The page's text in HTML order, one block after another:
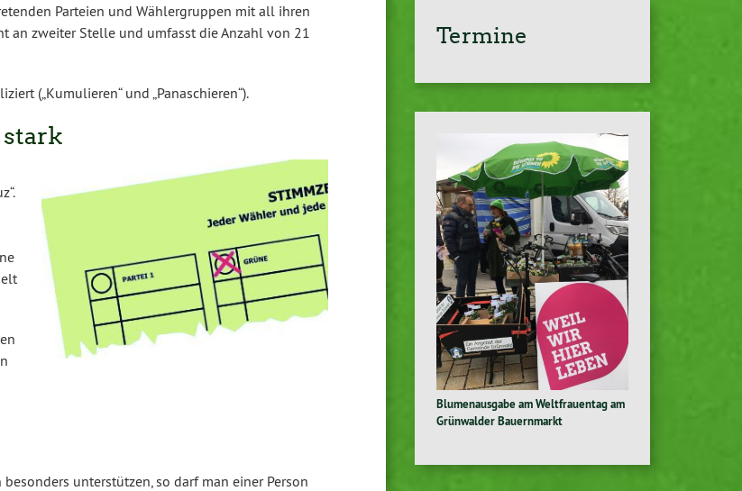
Parteien und Wählergruppen mit all ihren
an zweiter Stelle und umfasst die Anzahl von 21
(„Kumulieren“ und „Panaschieren“).
stark
unterstützen, so darf man einer Person
Termine
Blumenausgabe am Weltfrauentag am
Grünwalder Bauernmarkt